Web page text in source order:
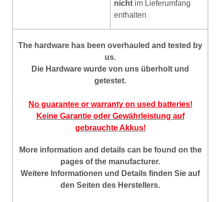
nicht im Lieferumfang
enthalten
The hardware has been overhauled and tested by
us.
Die Hardware wurde von uns überholt und
getestet.
No guarantee or warranty on used batteries!
Keine Garantie oder Gewährleistung auf
gebrauchte Akkus!
More information and details can be found on the
pages of the manufacturer.
Weitere Informationen und Details finden Sie auf
den Seiten des Herstellers.